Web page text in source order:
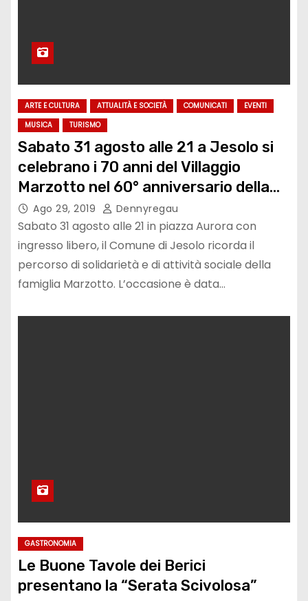
ARTE E CULTURA ATTUALITÀ E SOCIETÀ COMUNICATI
EVENTI
MUSICA
TURISMO
Sabato 31 agosto alle 21 a Jesolo si
celebrano i 70 anni del Villaggio
Marzotto nel 60° anniversario della
Fondazione.
Ago 29, 2019 Dennyregau
Sabato 31 agosto alle 21 in piazza Aurora con
ingresso libero, il Comune di Jesolo ricorda il
percorso di solidarietà e di attività sociale della
famiglia Marzotto. L’occasione è data…
GASTRONOMIA
Le Buone Tavole dei Berici
presentano la “Serata Scivolosa”